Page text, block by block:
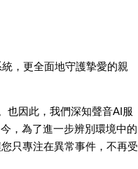
，更全面地守護摯愛的親
也因此，我們深知聲音AI服
，為了進一步辨別環境中的
只專注在異常事件，不再受